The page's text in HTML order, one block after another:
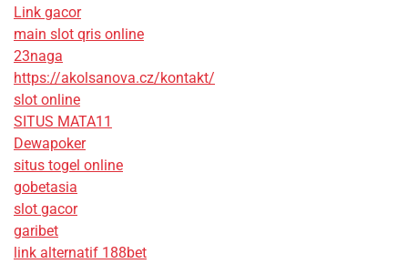
Link gacor
main slot qris online
23naga
https://akolsanova.cz/kontakt/
slot online
SITUS MATA11
Dewapoker
situs togel online
gobetasia
slot gacor
garibet
link alternatif 188bet